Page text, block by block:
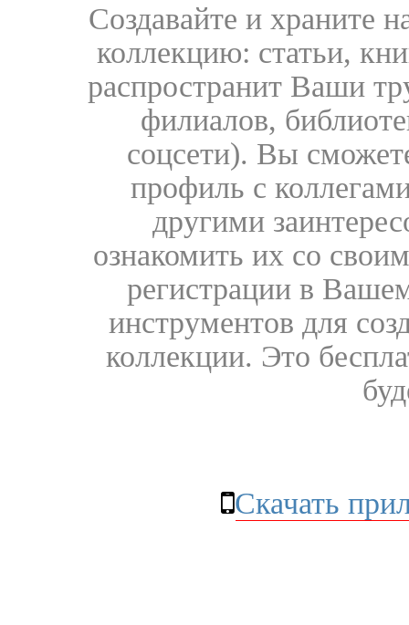
Создавайте и храните
коллекцию: статьи,
распространит Ваши
филиалов,
соцсети). Вы
профиль с
другими
ознакомить их со
регистрации в
инструментов для
коллекции. Это
Скачать